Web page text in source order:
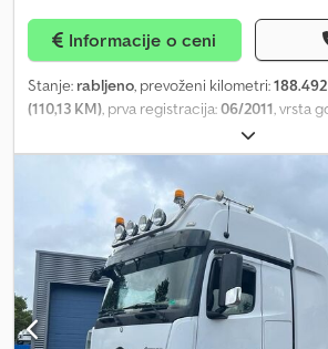
Informacije o ceni
Stanje: rabljeno, prevoženi kilometri:
(110,13 KM), prva registracija:06/2011, vrsta
, kapaciteta
60 l, barva:črn, vrsta prenosa:mehanski,
, Leto izdelave:
(Elektronski zavorni sistem), centralno
program stabilnosti (ESP), klimatska
krovu, servovolan, spojka prikolice,
diferenciala, = Dodatne možnosti in oprema
meh - Radio - Stranska vrata - Imobilizator =
Volkswagen Caddy furgon/kombi 4Motion
obloga potniškega/koristnega prostora